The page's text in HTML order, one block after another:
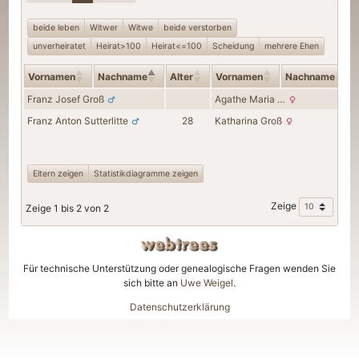
beide leben Witwer Witwe
beide verstorben
unverheiratet
Heirat>100 Heirat<=100 Scheidung mehrere Ehen
Vornamen Nachname Alter Vornamen Nachname
Franz Josef Groß Agathe Maria …
Franz Anton Sutterlitte 28 Katharina Groß
Eltern zeigen Statistikdiagramme zeigen
Zeige 1 bis 2 von 2 Zeige
Für technische Unterstützung oder genealogische Fragen wenden Sie
sich bitte an Uwe Weigel.
Datenschutzerklärung